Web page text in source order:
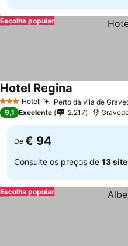
Escolha popular
3 EstrelasHotel Perto da vila de
Hotel Regina
9,1 Excelente 2.217
De € 94
Consulte os preços de 13
Escolha popular